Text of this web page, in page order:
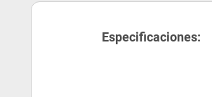
Especificaciones: